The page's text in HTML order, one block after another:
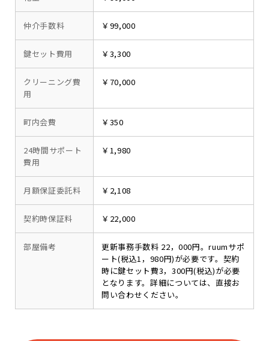
仲介手数料 ￥99,000
鍵セット費用 ￥3,300
クリーニング費
用
￥70,000
町内会費 ￥350
24時間サポート
費用
￥1,980
月額保証委託料 ￥2,108
契約時保証料 ￥22,000
部屋備考
更新事務手数料 22，000円。ruumサポ
ート(税込1，980円)が必要です。契約
時に鍵セット費3，300円(税込)が必要
となります。詳細については、直接お
問い合わせください。